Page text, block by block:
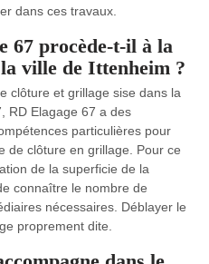
dans ces travaux.
67 procède-t-il à la
ville de Ittenheim ?
clôture et grillage sise dans la
RD Elagage 67 a des
particulières pour
de clôture en grillage. Pour ce
de la superficie de la
connaître le nombre de
nécessaires. Déblayer le
proprement dite.